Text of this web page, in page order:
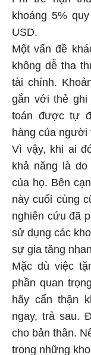
khoảng 5%
USD.
Một vấn đề
không dễ tha
tài chính.
gắn với thẻ ghi
toán được tự
hàng của người
Vì vậy, khi ai
khả năng là
của họ. Bên
này cuối cùng
nghiên cứu đã
sử dụng các
sự gia tăng
Mặc dù việc
phần quan
hãy cẩn thận
ngay, trả sau.
cho bản thân.
trong những